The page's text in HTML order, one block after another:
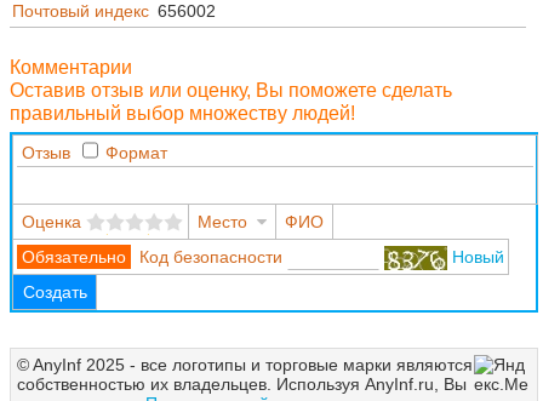
Почтовый индекс 656002
Комментарии
Оставив отзыв или оценку, Вы поможете сделать
правильный выбор множеству людей!
Отзыв Формат
Оценка Место
ФИО
Код безопасности
Новый
Создать
© AnyInf 2025 - все логотипы и торговые марки являются
собственностью их владельцев. Используя AnyInf.ru, Вы